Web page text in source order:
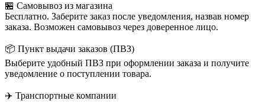
🏪 Самовывоз из магазина
Бесплатно. Заберите заказ после уведомления, назвав номер
заказа. Возможен самовывоз через доверенное лицо.
📦 Пункт выдачи заказов (ПВЗ)
Выберите удобный ПВЗ при оформлении заказа и получите
уведомление о поступлении товара.
✈️ Транспортные компании